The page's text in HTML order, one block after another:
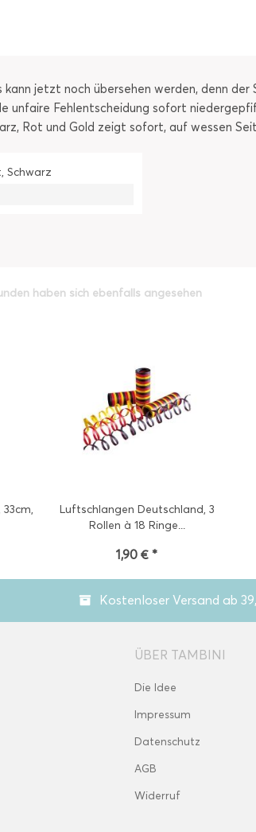
kann jetzt noch übersehen werden, denn
unfaire Fehlentscheidung sofort
Rot und Gold zeigt sofort, auf wessen
Schwarz
haben sich ebenfalls angesehen
Luftschlangen Deutschland, 3
Rollen à 18 Ringe...
1,90 € *
Kostenloser Versand ab
ÜBER TAMBINI
Die Idee
Impressum
Datenschutz
AGB
Widerruf